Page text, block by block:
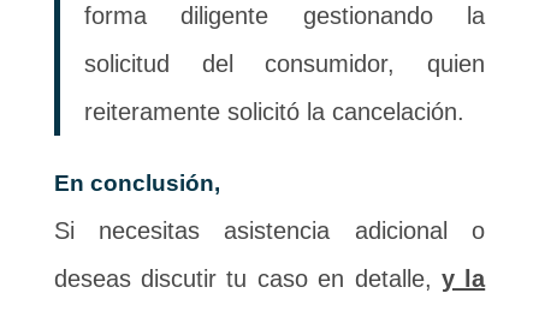
forma diligente gestionando la
solicitud del consumidor, quien
reiteramente solicitó la cancelación.
En conclusión,
Si necesitas asistencia adicional o
deseas discutir tu caso en detalle, y la